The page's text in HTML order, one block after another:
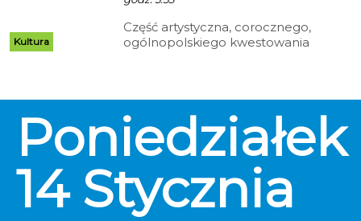
Kultura
Część artystyczna, corocznego,
ogólnopolskiego kwestowania
Koszalina i okolic. Po godz. 20. na
scenie, na Rynku Staromiejskim
wystąpi gwiazda wieczoru, zespół
Jary Oddział Zamknięty.
Poniedziałek
14 Stycznia